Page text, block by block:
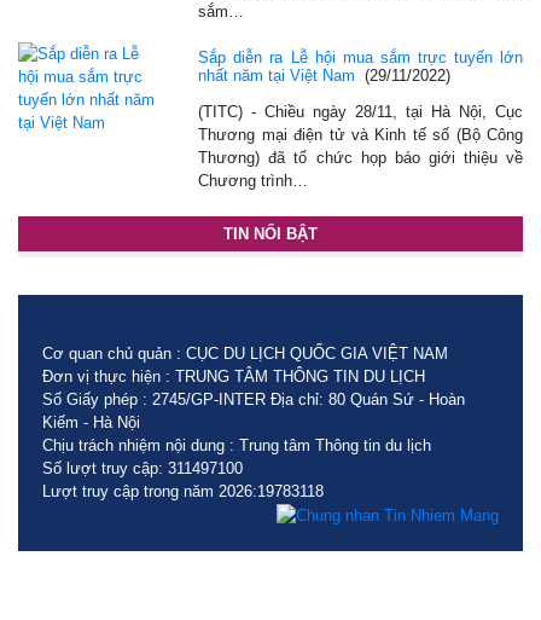
sắm…
Sắp diễn ra Lễ hội mua sắm trực tuyến lớn
nhất năm tại Việt Nam
(29/11/2022)
(TITC) - Chiều ngày 28/11, tại Hà Nội, Cục
Thương mại điện tử và Kinh tế số (Bộ Công
Thương) đã tổ chức họp báo giới thiệu về
Chương trình…
TIN NỔI BẬT
Cơ quan chủ quản : CỤC DU LỊCH QUỐC GIA VIỆT NAM
Đơn vị thực hiện : TRUNG TÂM THÔNG TIN DU LỊCH
Số Giấy phép : 2745/GP-INTER Địa chỉ: 80 Quán Sứ - Hoàn
Kiếm - Hà Nội
Chịu trách nhiệm nội dung : Trung tâm Thông tin du lịch
Số lượt truy cập: 311497100
Lượt truy cập trong năm 2026:19783118